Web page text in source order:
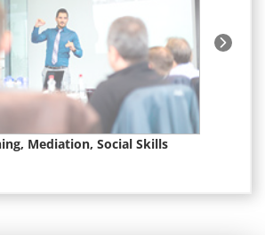
Mediation, Social Skills